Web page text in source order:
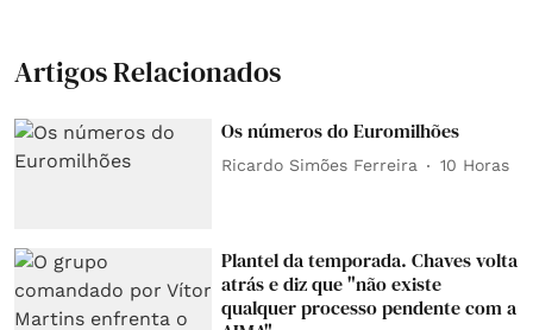
Artigos Relacionados
Os números do Euromilhões
Ricardo Simões Ferreira 10 Horas
Plantel da temporada. Chaves volta
atrás e diz que "não existe
qualquer processo pendente com a